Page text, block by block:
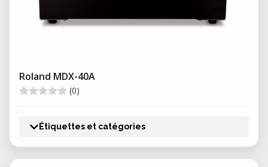
Roland MDX-40A
(0)
Étiquettes et catégories